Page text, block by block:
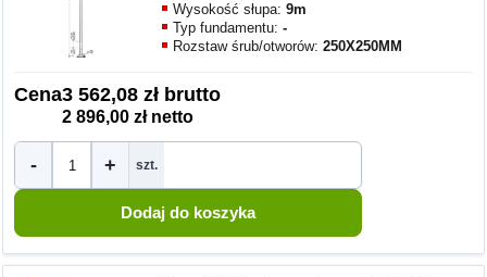
Wysokość słupa:9m
Typ fundamentu:-
Rozstaw śrub/otworów:250X250MM
Cena3 562,08 zł brutto
2 896,00 zł netto
- + szt.